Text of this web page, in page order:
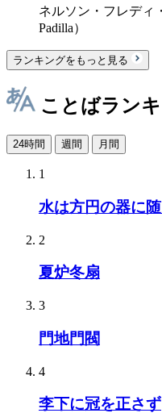
ネルソン・フレディ
Padilla）
ランキングをもっと見る
ことばラン
24時間 週間 月間
1
水は方円の器に随
2
夏炉冬扇
3
門地門閥
4
李下に冠を正さず